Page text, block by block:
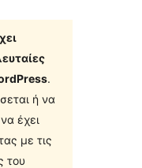
.
ή να
έχει
με τις
του